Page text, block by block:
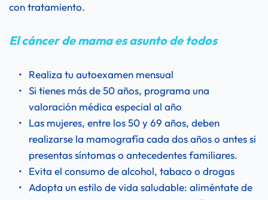
con tratamiento.
El cáncer de mama es asunto de todos
Realiza tu autoexamen mensual
Si tienes más de 50 años, programa una
valoración médica especial al año
Las mujeres, entre los 50 y 69 años, deben
realizarse la mamografía cada dos años o antes si
presentas síntomas o antecedentes familiares.
Evita el consumo de alcohol, tabaco o drogas
Adopta un estilo de vida saludable: aliméntate de